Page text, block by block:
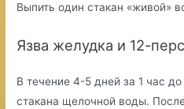
Выпить один стакан «живой»
Язва желудка и 12-
В течение 4-5 дней за 1 час
стакана щелочной воды.